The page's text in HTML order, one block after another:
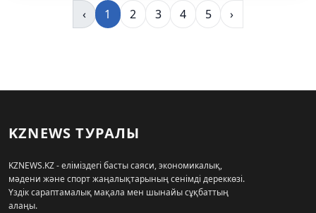
‹ 1 2 3 4 5 ›
KZNEWS ТУРАЛЫ
KZNEWS.KZ - еліміздегі басты саяси, экономикалық,
мәдени және спорт жаңалықтарының сенімді дереккөзі.
Үздік сараптамалық мақала мен шынайы сұқбаттың
алаңы.